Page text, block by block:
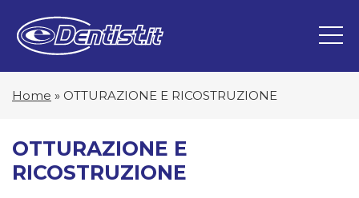
Home » OTTURAZIONE E RICOSTRUZIONE
OTTURAZIONE E
RICOSTRUZIONE